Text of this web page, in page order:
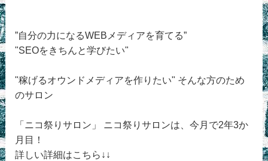
”自分の力になるWEBメディアを育てる”
"SEOをきちんと学びたい"
"稼げるオウンドメディアを作りたい" そんな方のため
のサロン
「ニコ祭りサロン」 ニコ祭りサロンは、今月で2年3か
月目！
詳しい詳細はこちら↓↓